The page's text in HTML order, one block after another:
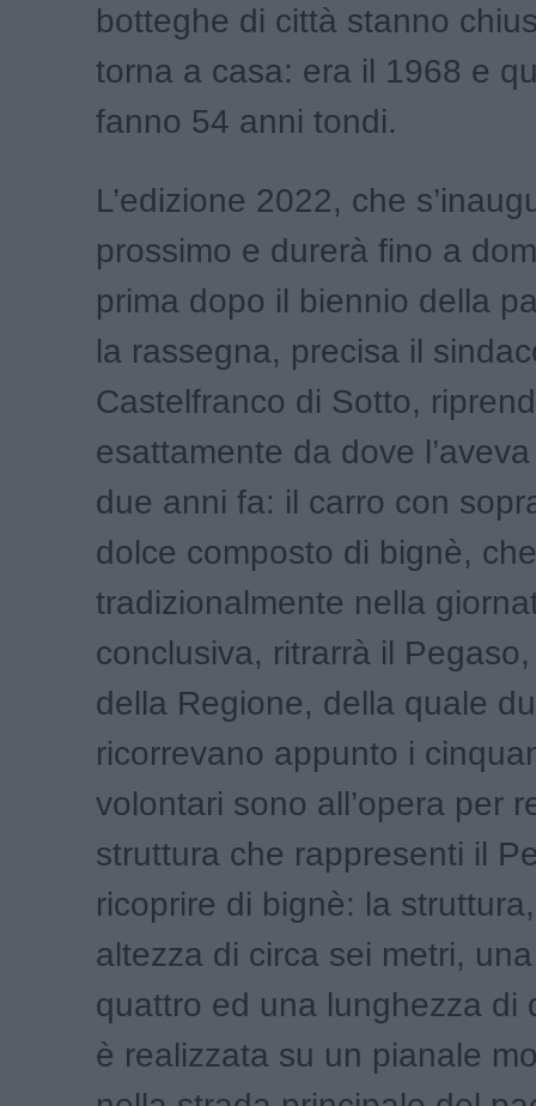
botteghe di città stanno
torna a casa: era il 1968 e
fanno 54 anni tondi.
L’edizione 2022, che
prossimo e durerà fino a
prima dopo il biennio della
la rassegna, precisa il
Castelfranco di Sotto,
esattamente da dove
due anni fa: il carro con
dolce composto di bignè,
tradizionalmente nella
conclusiva, ritrarrà il
della Regione, della quale
ricorrevano appunto i
volontari sono all’opera per
struttura che rappresenti il
ricoprire di bignè: la
altezza di circa sei metri,
quattro ed una lunghezza di
è realizzata su un pianale